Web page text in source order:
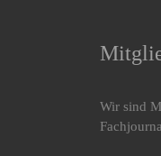
Wir sind